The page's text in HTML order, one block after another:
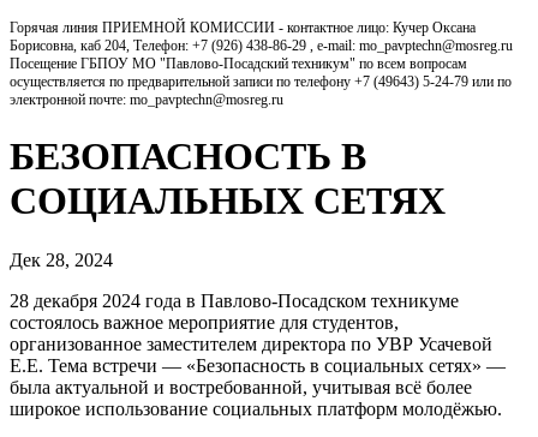
Горячая линия ПРИЕМНОЙ КОМИССИИ - контактное лицо: Кучер Оксана
Борисовна, каб 204, Телефон: +7 (926) 438-86-29 , e-mail: mo_pavptechn@mosreg.ru
Посещение ГБПОУ МО "Павлово-Посадский техникум" по всем вопросам
осуществляется по предварительной записи по телефону +7 (49643) 5-24-79 или по
электронной почте: mo_pavptechn@mosreg.ru
БЕЗОПАСНОСТЬ В
СОЦИАЛЬНЫХ СЕТЯХ
Дек 28, 2024
28 декабря 2024 года в Павлово-Посадском техникуме
состоялось важное мероприятие для студентов,
организованное заместителем директора по УВР Усачевой
Е.Е. Тема встречи — «Безопасность в социальных сетях» —
была актуальной и востребованной, учитывая всё более
широкое использование социальных платформ молодёжью.